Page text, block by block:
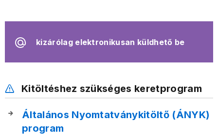
kizárólag elektronikusan küldhető be
Kitöltéshez szükséges keretprogram
Általános Nyomtatványkitöltő (ÁNYK)
program